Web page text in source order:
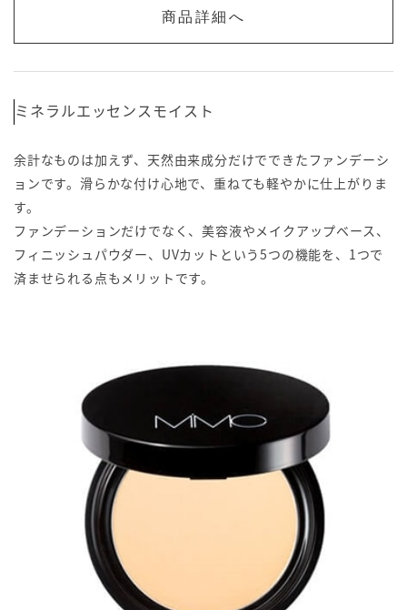
商品詳細へ
ミネラルエッセンスモイスト
余計なものは加えず、天然由来成分だけでできたファンデーシ
ョンです。滑らかな付け心地で、重ねても軽やかに仕上がりま
す。
ファンデーションだけでなく、美容液やメイクアップベース、
フィニッシュパウダー、UVカットという5つの機能を、1つで
済ませられる点もメリットです。